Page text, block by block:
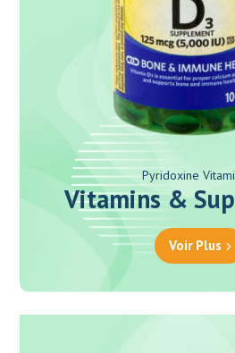
Pyridoxine
Vitamins &
Voir Plus